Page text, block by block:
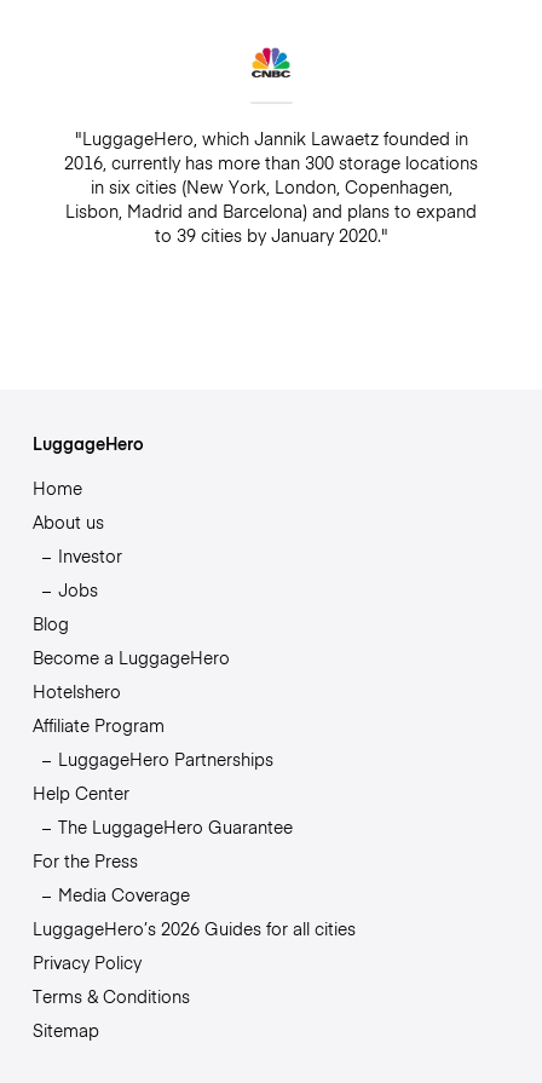
"LuggageHero, which Jannik Lawaetz founded in
2016, currently has more than 300 storage locations
in six cities (New York, London, Copenhagen,
Lisbon, Madrid and Barcelona) and plans to expand
to 39 cities by January 2020."
LuggageHero
Home
About us
Investor
Jobs
Blog
Become a LuggageHero
Hotelshero
Affiliate Program
LuggageHero Partnerships
Help Center
The LuggageHero Guarantee
For the Press
Media Coverage
LuggageHero’s 2026 Guides for all cities
Privacy Policy
Terms & Conditions
Sitemap